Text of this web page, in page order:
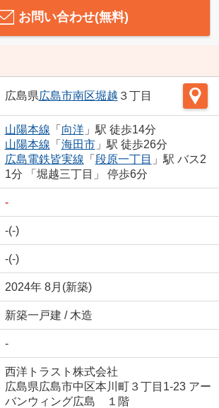
お問い合わせ(無料)
広島県広島市南区堀越 ３丁目
山陽本線 「 向洋」駅 徒歩14分
山陽本線 「 海田市」駅 徒歩26分
広島電鉄皆実線 「 段原一丁目 」駅 バス2
1分 「堀越三丁目」 停歩6分
-
-(-)
-(-)
2024年 8月(新築)
新築一戸建 / 木造
-
西洋トラスト株式会社
広島県広島市中区本川町３丁目1-23 アー
バンウィング広島 １階